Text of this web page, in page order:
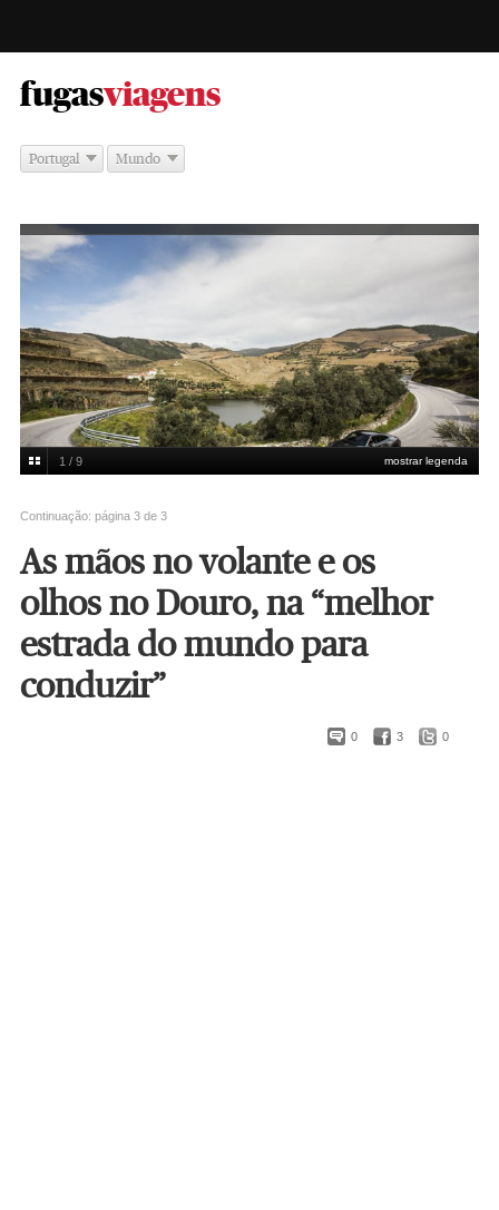
fugas -
viagens
Portugal Mundo
Nelson Garrido
mostrar legenda
1 / 9
Continuação: página 3 de 3
As mãos no volante e os
olhos no Douro, na “melhor
estrada do mundo para
conduzir”
0 3 0